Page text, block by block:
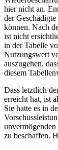
hier nicht an.
der
können. Nach
ist nicht
in der Tabelle
Nutzungswert
auszugehen,
diesem
Dass letztlich
erreicht hat, ist
Sie hatte es in
zu beschaffen.